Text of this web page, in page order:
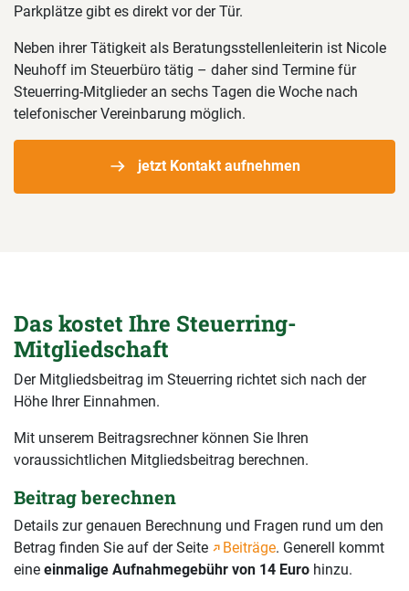
Parkplätze gibt es direkt vor der Tür.
Neben ihrer Tätigkeit als Beratungsstellenleiterin ist Nicole
Neuhoff im Steuerbüro tätig – daher sind Termine für
Steuerring-Mitglieder an sechs Tagen die Woche nach
telefonischer Vereinbarung möglich.
jetzt Kontakt aufnehmen
Das kostet Ihre Steuerring-
Mitgliedschaft
Der Mitgliedsbeitrag im Steuerring richtet sich nach der
Höhe Ihrer Einnahmen.
Mit unserem Beitragsrechner können Sie Ihren
voraussichtlichen Mitgliedsbeitrag berechnen.
Beitrag berechnen
Details zur genauen Berechnung und Fragen rund um den
Betrag finden Sie auf der Seite
Beiträge. Generell kommt
eine einmalige Aufnahmegebühr von 14 Euro hinzu.